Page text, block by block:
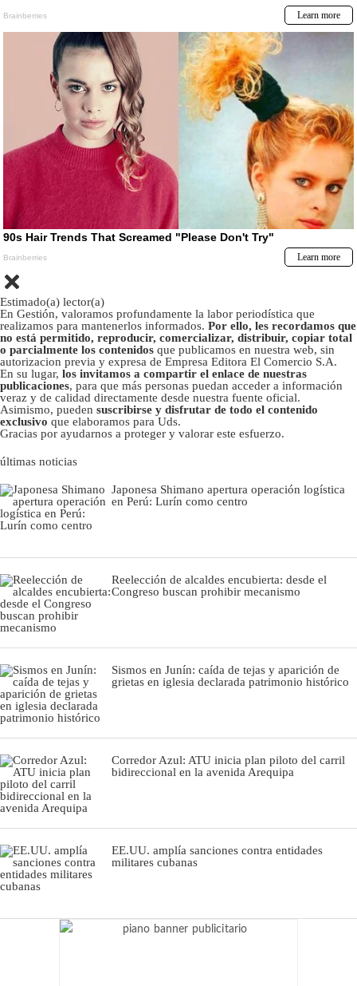
Estimado(a) lector(a)
En Gestión, valoramos profundamente la labor periodística que
realizamos para mantenerlos informados. Por ello, les recordamos que
no está permitido, reproducir, comercializar, distribuir, copiar total
o parcialmente los contenidos que publicamos en nuestra web, sin
autorizacion previa y expresa de Empresa Editora El Comercio S.A.
En su lugar, los invitamos a compartir el enlace de nuestras
publicaciones, para que más personas puedan acceder a información
veraz y de calidad directamente desde nuestra fuente oficial.
Asimismo, pueden suscribirse y disfrutar de todo el contenido
exclusivo que elaboramos para Uds.
Gracias por ayudarnos a proteger y valorar este esfuerzo.
últimas noticias
Japonesa Shimano apertura operación logística
en Perú: Lurín como centro
Reelección de alcaldes encubierta: desde el
Congreso buscan prohibir mecanismo
Sismos en Junín: caída de tejas y aparición de
grietas en iglesia declarada patrimonio histórico
Corredor Azul: ATU inicia plan piloto del carril
bidireccional en la avenida Arequipa
EE.UU. amplía sanciones contra entidades
militares cubanas